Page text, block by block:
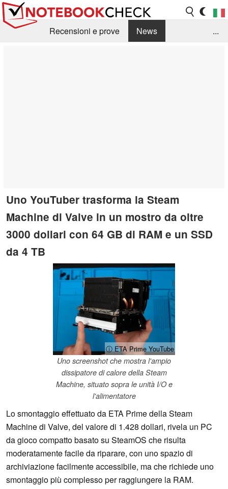
Recensioni e prove
News
...
Uno YouTuber trasforma la Steam
Machine di Valve in un mostro da oltre
3000 dollari con 64 GB di RAM e un SSD
da 4 TB
ⓘ ETA Prime YouTube
Uno screenshot che mostra l'ampio
dissipatore di calore della Steam
Machine, situato sopra le unità I/O e
l'alimentatore
Lo smontaggio effettuato da ETA Prime della Steam
Machine di Valve, del valore di 1.428 dollari, rivela un PC
da gioco compatto basato su SteamOS che risulta
moderatamente facile da riparare, con uno spazio di
archiviazione facilmente accessibile, ma che richiede uno
smontaggio più complesso per raggiungere la RAM.